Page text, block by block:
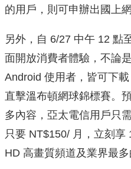
的用戶，則可申辦出國上
另外，自 6/27 中午 12 點
面開放消費者體驗，不論
Android 使用者，皆可下
直擊溫布頓網球錦標賽。
多內容，亞太電信用戶只
只要 NT$150/ 月，立刻享
HD 高畫質頻道及業界最多